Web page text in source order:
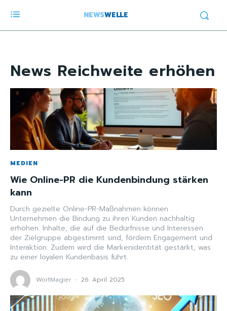
NEWSWELLE
News Reichweite erhöhen
MEDIEN
Wie Online-PR die Kundenbindung stärken
kann
Durch gezielte Online-PR-Maßnahmen können
Unternehmen die Bindung zu ihren Kunden nachhaltig
erhöhen. Inhalte, die auf die Bedürfnisse und Interessen
der Zielgruppe abgestimmt sind, fördern Engagement und
Interaktion. Zudem wird die Markenidentität gestärkt, was
zu einer loyalen Kundenbasis führt.
WortMagier - 26. April 2025